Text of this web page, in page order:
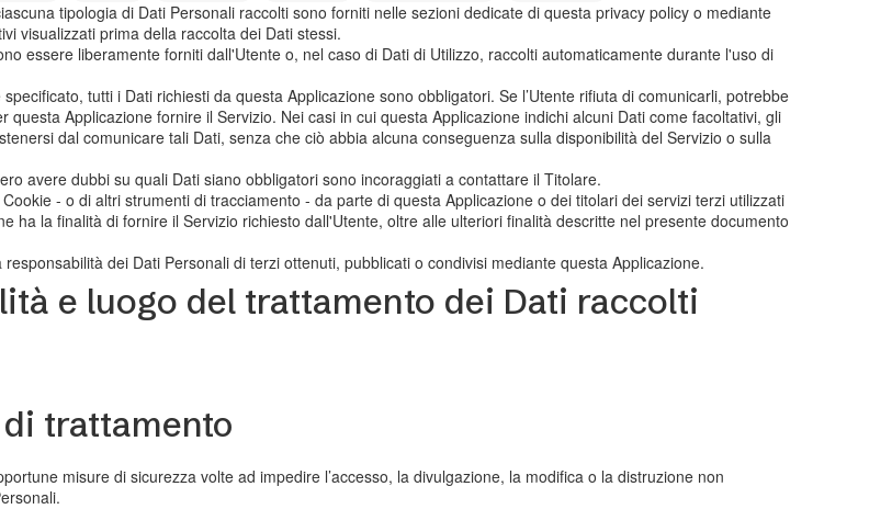
tipologia di Dati Personali raccolti sono forniti nelle sezioni dedicate di questa privacy policy o mediante
visualizzati prima della raccolta dei Dati stessi.
essere liberamente forniti dall'Utente o, nel caso di Dati di Utilizzo, raccolti automaticamente durante l'uso di
tutti i Dati richiesti da questa Applicazione sono obbligatori. Se l’Utente rifiuta di comunicarli, potrebbe
questa Applicazione fornire il Servizio. Nei casi in cui questa Applicazione indichi alcuni Dati come facoltativi, gli
dal comunicare tali Dati, senza che ciò abbia alcuna conseguenza sulla disponibilità del Servizio o sulla
avere dubbi su quali Dati siano obbligatori sono incoraggiati a contattare il Titolare.
Cookie - o di altri strumenti di tracciamento - da parte di questa Applicazione o dei titolari dei servizi terzi utilizzati
ha la finalità di fornire il Servizio richiesto dall'Utente, oltre alle ulteriori finalità descritte nel presente documento
dei Dati Personali di terzi ottenuti, pubblicati o condivisi mediante questa Applicazione.
e luogo del trattamento dei Dati raccolti
trattamento
misure di sicurezza volte ad impedire l’accesso, la divulgazione, la modifica o la distruzione non